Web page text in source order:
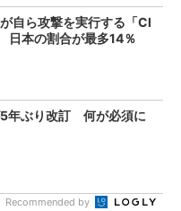
自ら攻撃を実行する「Cl
本の割合が最多14％
年ぶり改訂 何が必須に
Recommended by